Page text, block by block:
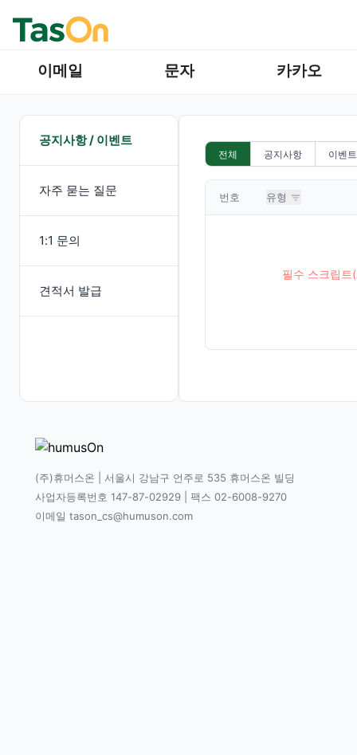
이메일 문자 카카오
공지사항 / 이벤트
자주 묻는 질문
1:1 문의
견적서 발급
전체 공지사항 이벤트
번호 유형
필수 스크립트
(주)휴머스온 | 서울시 강남구 언주로 535 휴머스온 빌딩
사업자등록번호 147-87-02929 | 팩스 02-6008-9270
이메일 tason_cs@humuson.com